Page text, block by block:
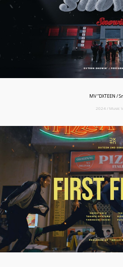
MV “DXTEEN /
2024 / Music